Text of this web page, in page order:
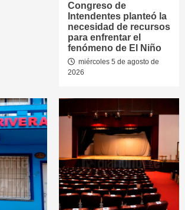
Congreso de
Intendentes planteó la
necesidad de recursos
para enfrentar el
fenómeno de El Niño
miércoles 5 de agosto de
2026